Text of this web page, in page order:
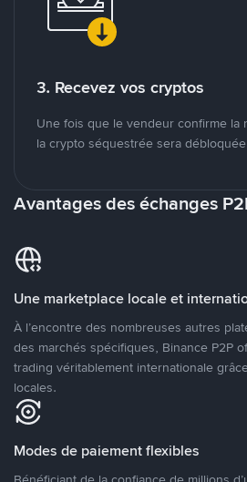
3. Recevez vos cryptos
Une fois que le vendeur confirme la
la crypto séquestrée sera
Avantages des échanges
Une marketplace locale et
À l’encontre des nombreuses autres
des marchés spécifiques, Binance P2P
trading véritablement internationale
locales.
Modes de paiement flexibles